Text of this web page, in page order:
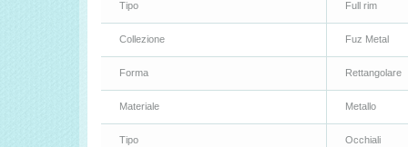
Tipo Full rim
Collezione Fuz Metal
Forma Rettangolare
Materiale Metallo
Tipo Occhiali